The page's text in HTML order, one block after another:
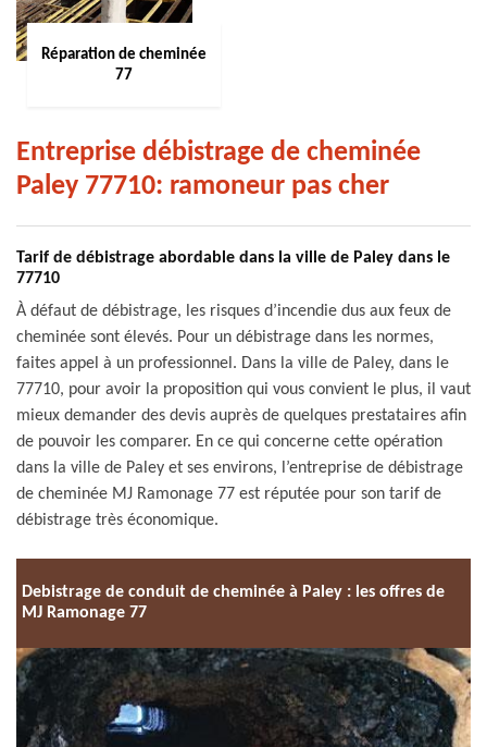
Réparation de cheminée
77
Entreprise débistrage de cheminée
Paley 77710: ramoneur pas cher
Tarif de débistrage abordable dans la ville de Paley dans le
77710
À défaut de débistrage, les risques d’incendie dus aux feux de
cheminée sont élevés. Pour un débistrage dans les normes,
faites appel à un professionnel. Dans la ville de Paley, dans le
77710, pour avoir la proposition qui vous convient le plus, il vaut
mieux demander des devis auprès de quelques prestataires afin
de pouvoir les comparer. En ce qui concerne cette opération
dans la ville de Paley et ses environs, l’entreprise de débistrage
de cheminée MJ Ramonage 77 est réputée pour son tarif de
débistrage très économique.
Debistrage de conduit de cheminée à Paley : les offres de
MJ Ramonage 77